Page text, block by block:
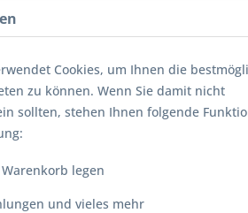
Cookies, um Ihnen die
zu können. Wenn Sie damit nicht
sollten, stehen Ihnen folgende
legen
und vieles mehr